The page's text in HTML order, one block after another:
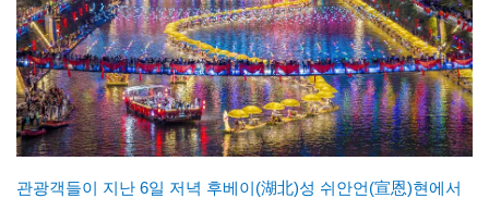
관광객들이 지난 6일 저녁 후베이(湖北)성 쉬안언(宣恩)현에서